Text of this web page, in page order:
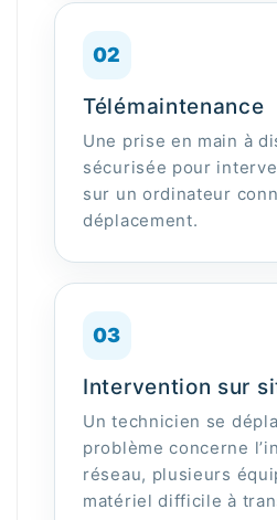
02
Télémaintenance
Une prise en main à
sécurisée pour
sur un ordinateur
déplacement.
03
Intervention sur
Un technicien se
problème concerne
réseau, plusieurs
matériel difficile à